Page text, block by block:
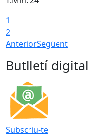
1
2
AnteriorSegüent
Butlletí digital
Subscriu-te